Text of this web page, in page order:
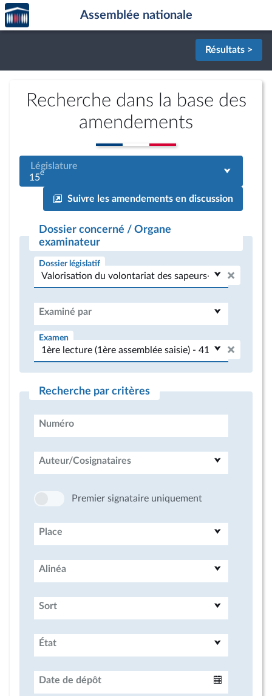
Aller au contenu
Aller en bas de la page
Accèder
à la
page
Assemblée nationale
Résultats >
Recherche dans la base des
amendements
Législature
15e
Suivre les amendements en discussion
Dossier concerné / Organe
examinateur
Dossier législatif
Examiné par
Examen
Recherche par critères
Numéro
Auteur/Cosignataires
Premier signataire uniquement
Place
Alinéa
Sort
État
Date de dépôt